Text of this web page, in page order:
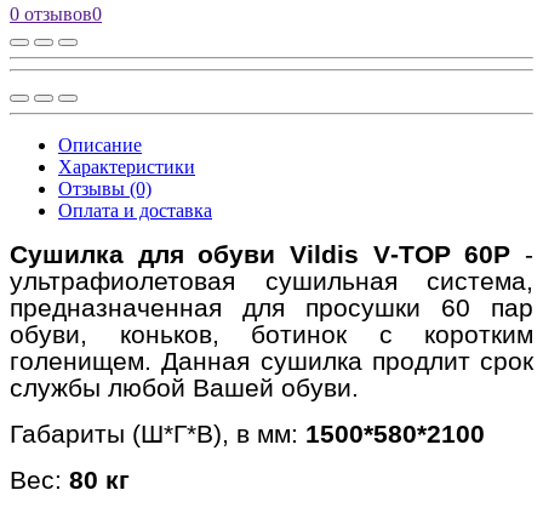
0 отзывов0
Описание
Характеристики
Отзывы (0)
Оплата и доставка
Сушилка для обуви Vildis V-TOP60P -
ультрафиолетовая сушильная система,
предназначенная для просушки 60 пар
обуви, коньков, ботинок с коротким
голенищем. Данная сушилка продлит срок
службы любой Вашей обуви.
Габариты (Ш*Г*В), в мм: 1500*580*2100
Вес: 80 кг